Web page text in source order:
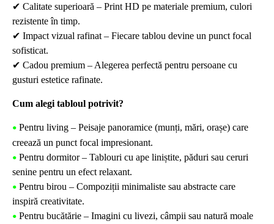
✔ Calitate superioară – Print HD pe materiale premium, culori
rezistente în timp.
✔ Impact vizual rafinat – Fiecare tablou devine un punct focal
sofisticat.
✔ Cadou premium – Alegerea perfectă pentru persoane cu
gusturi estetice rafinate.
Cum alegi tabloul potrivit?
• Pentru living – Peisaje panoramice (munți, mări, orașe) care
creează un punct focal impresionant.
• Pentru dormitor – Tablouri cu ape liniștite, păduri sau ceruri
senine pentru un efect relaxant.
• Pentru birou – Compoziții minimaliste sau abstracte care
inspiră creativitate.
• Pentru bucătărie – Imagini cu livezi, câmpii sau natură moale